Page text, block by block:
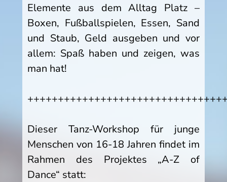
Elemente aus dem Alltag Platz –
Boxen, Fußballspielen, Essen, Sand
und Staub, Geld ausgeben und vor
allem: Spaß haben und zeigen, was
man hat!
Dieser Tanz-Workshop für junge
Menschen von 16-18 Jahren findet im
Rahmen des Projektes „A-Z of
Dance“ statt: